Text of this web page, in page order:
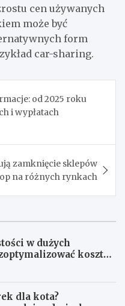
cen używanych
może być
form
car-sharing.
od 2025 roku
i wypłatach
zamknięcie sklepów
na różnych rynkach
w dużych
koszty
dla kota?